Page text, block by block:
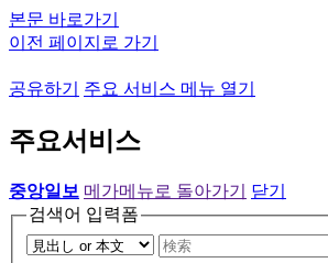
본문 바로가기
이전 페이지로 가기
공유하기 주요 서비스 메뉴 열기
주요서비스
중앙일보 메가메뉴로 돌아가기
닫기
검색어 입력폼